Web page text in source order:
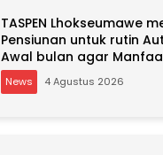
TASPEN Lhokseumawe
Pensiunan untuk rutin
Awal bulan agar
tetap Lancar
News 4 Agustus 2026